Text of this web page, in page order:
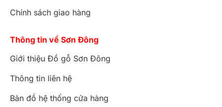
Chính sách giao hàng
Thông tin về Sơn Đông
Giới thiệu Đồ gỗ Sơn Đông
Thông tin liên hệ
Bản đồ hệ thống cửa hàng